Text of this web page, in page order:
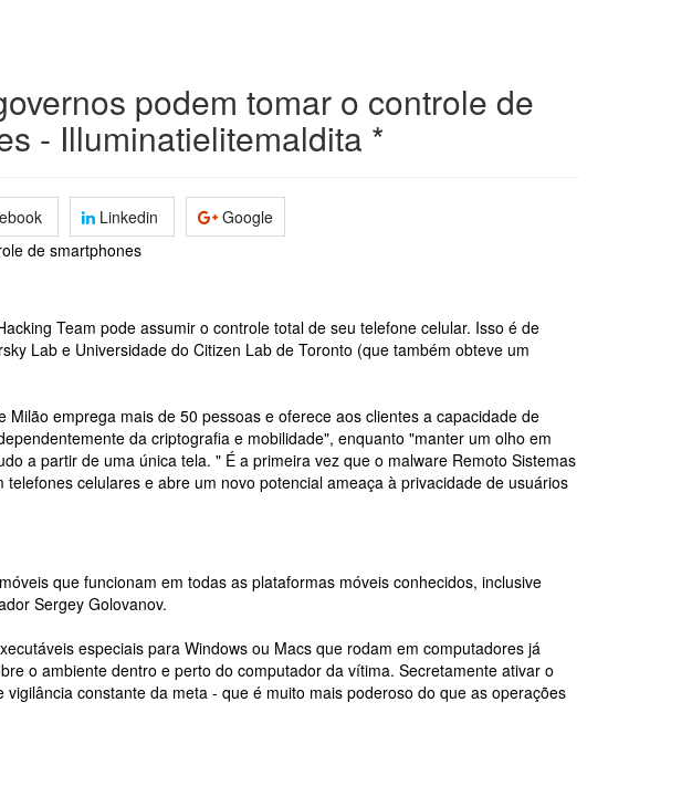
podem tomar o controle de
- Illuminatielitemaldita *
Linkedin
Google
de smartphones
Team pode assumir o controle total de seu telefone celular. Isso é de
Lab e Universidade do Citizen Lab de Toronto (que também obteve um
emprega mais de 50 pessoas e oferece aos clientes a capacidade de
da criptografia e mobilidade", enquanto "manter um olho em
a partir de uma única tela. " É a primeira vez que o malware Remoto Sistemas
celulares e abre um novo potencial ameaça à privacidade de usuários
que funcionam em todas as plataformas móveis conhecidos, inclusive
Sergey Golovanov.
especiais para Windows ou Macs que rodam em computadores já
o ambiente dentro e perto do computador da vítima. Secretamente ativar o
constante da meta - que é muito mais poderoso do que as operações